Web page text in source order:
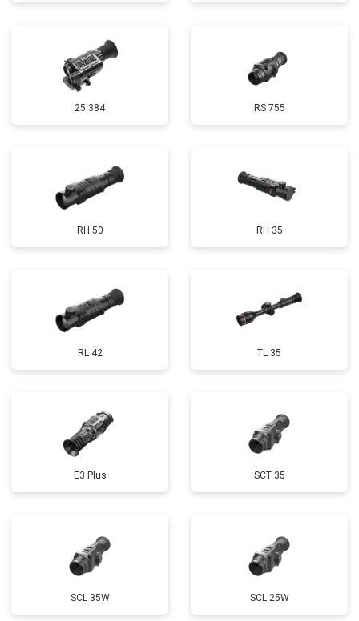
25 384 RS 755
RH 50 RH 35
RL 42 TL 35
E3 Plus SCT 35
SCL 35W SCL 25W